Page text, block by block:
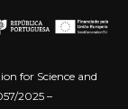
for Science and
2025 –